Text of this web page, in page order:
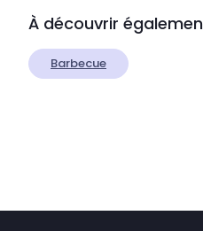
À découvrir
Barbecue